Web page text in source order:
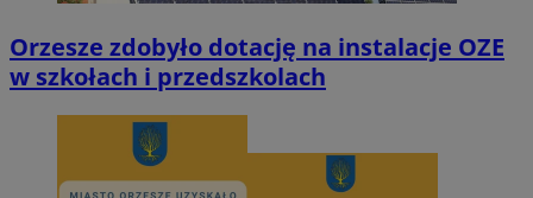
Orzesze zdobyło dotację na instalacje OZE
w szkołach i przedszkolach